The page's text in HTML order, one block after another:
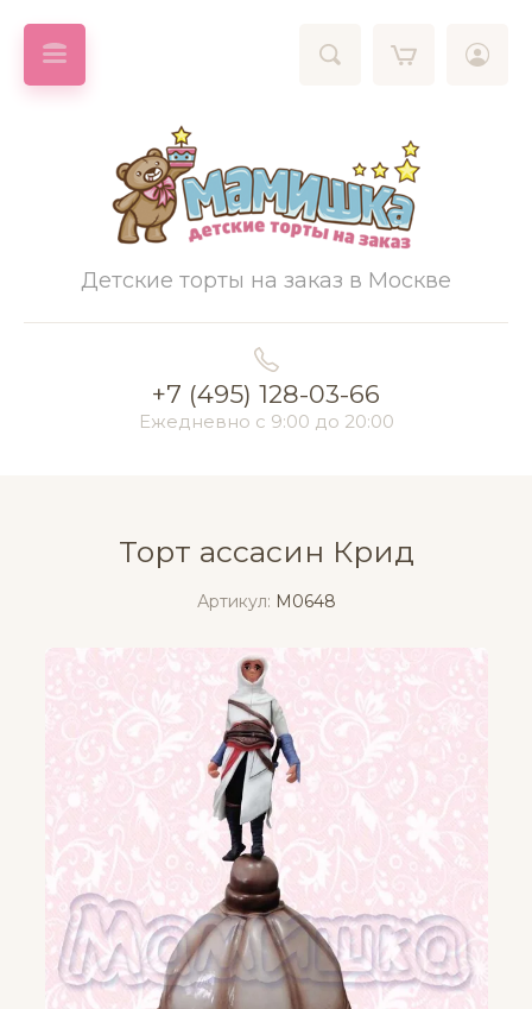
Детские торты на заказ в Москве
+7 (495) 128-03-66
Ежедневно с 9:00 до 20:00
Торт ассасин Крид
Артикул: M0648